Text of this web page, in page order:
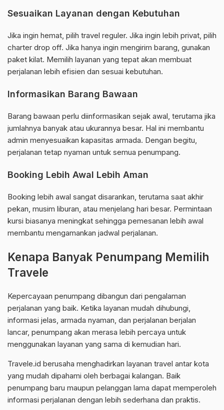
Sesuaikan Layanan dengan Kebutuhan
Jika ingin hemat, pilih travel reguler. Jika ingin lebih privat, pilih
charter drop off. Jika hanya ingin mengirim barang, gunakan
paket kilat. Memilih layanan yang tepat akan membuat
perjalanan lebih efisien dan sesuai kebutuhan.
Informasikan Barang Bawaan
Barang bawaan perlu diinformasikan sejak awal, terutama jika
jumlahnya banyak atau ukurannya besar. Hal ini membantu
admin menyesuaikan kapasitas armada. Dengan begitu,
perjalanan tetap nyaman untuk semua penumpang.
Booking Lebih Awal Lebih Aman
Booking lebih awal sangat disarankan, terutama saat akhir
pekan, musim liburan, atau menjelang hari besar. Permintaan
kursi biasanya meningkat sehingga pemesanan lebih awal
membantu mengamankan jadwal perjalanan.
Kenapa Banyak Penumpang Memilih
Travele
Kepercayaan penumpang dibangun dari pengalaman
perjalanan yang baik. Ketika layanan mudah dihubungi,
informasi jelas, armada nyaman, dan perjalanan berjalan
lancar, penumpang akan merasa lebih percaya untuk
menggunakan layanan yang sama di kemudian hari.
Travele.id berusaha menghadirkan layanan travel antar kota
yang mudah dipahami oleh berbagai kalangan. Baik
penumpang baru maupun pelanggan lama dapat memperoleh
informasi perjalanan dengan lebih sederhana dan praktis.